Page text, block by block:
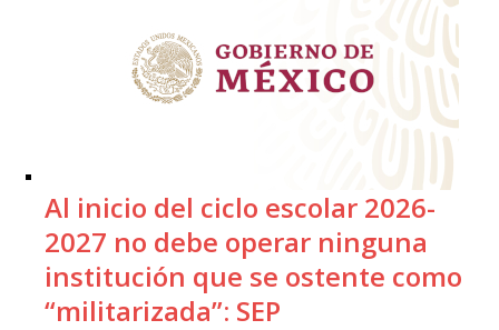
Al inicio del ciclo escolar 2026-
2027 no debe operar ninguna
institución que se ostente como
“militarizada”: SEP